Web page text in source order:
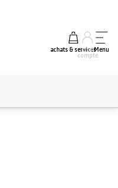
achats & services
mon
compte
Menu